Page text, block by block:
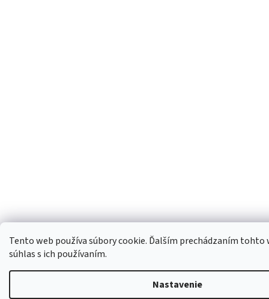
Tento web používa súbory cookie. Ďalším prechádzaním tohto
súhlas s ich používaním.
Nastavenie